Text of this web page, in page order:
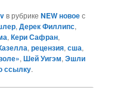
в рубрикеNEW новоес
,Дерек Филлипс,
,Кери Сафран,
,рецензия,сша,
,Шей Уигэм,Эшли
ссылку.